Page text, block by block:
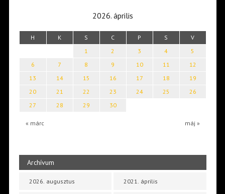
2026. április
H K S C P S V
« márc máj »
1 2 3 4
5
6
7 8 9 10 11
12
13
14 15 16 17 18
19
20
21 22 23 24 25
26
27
28 29 30
Archívum
2026. augusztus 2021. április